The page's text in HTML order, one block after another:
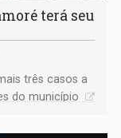
terá seu
três casos a
do município